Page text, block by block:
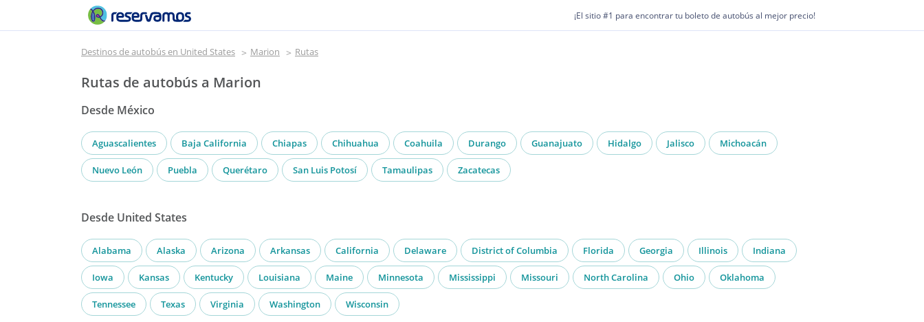
¡El sitio #1 para encontrar tu boleto de autobús al mejor precio!
Destinos de autobús en United States Marion Rutas
Rutas de autobús a Marion
Desde México
Aguascalientes Baja California Chiapas Chihuahua Coahuila Durango Guanajuato Hidalgo Jalisco Michoacán
Nuevo León Puebla Querétaro San Luis Potosí Tamaulipas Zacatecas
Desde United States
Alabama Alaska Arizona Arkansas California Delaware District of Columbia Florida Georgia Illinois Indiana
Iowa Kansas Kentucky Louisiana Maine Minnesota Mississippi Missouri North Carolina Ohio Oklahoma
Tennessee Texas Virginia Washington Wisconsin